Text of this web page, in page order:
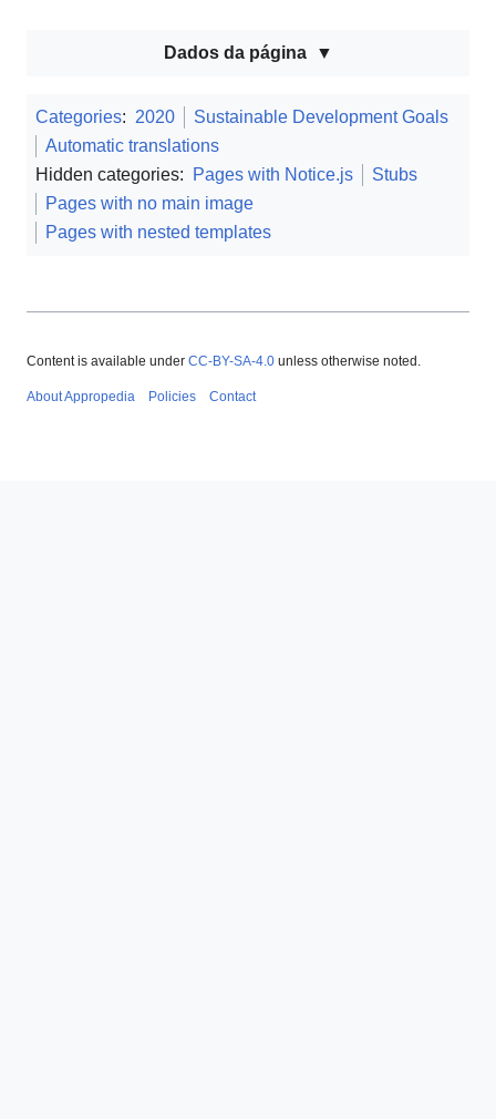
Dados da página
Categories: 2020
Sustainable Development Goals
Automatic translations
Hidden categories:
Pages with Notice.js
Stubs
Pages with no main image
Pages with nested templates
Content is available under CC-BY-SA-4.0 unless otherwise noted.
About Appropedia Policies Contact